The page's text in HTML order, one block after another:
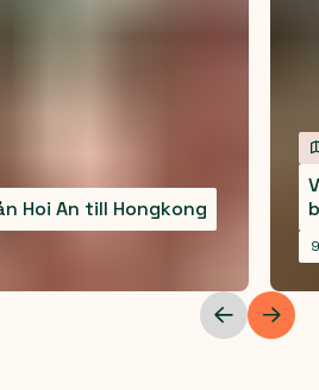
Hoi An till Hongkong